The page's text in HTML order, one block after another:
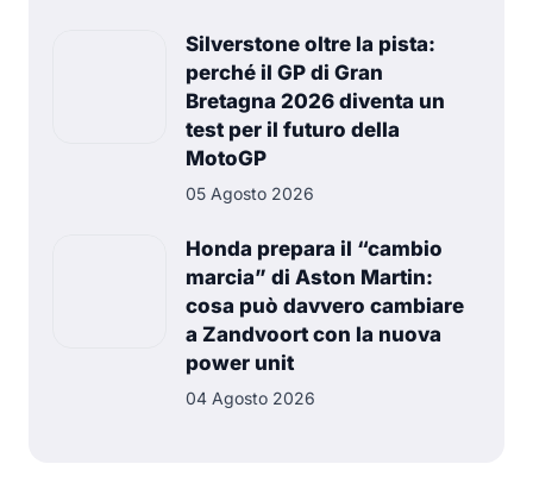
Silverstone oltre la pista:
perché il GP di Gran
Bretagna 2026 diventa un
test per il futuro della
MotoGP
05 Agosto 2026
Honda prepara il “cambio
marcia” di Aston Martin:
cosa può davvero cambiare
a Zandvoort con la nuova
power unit
04 Agosto 2026